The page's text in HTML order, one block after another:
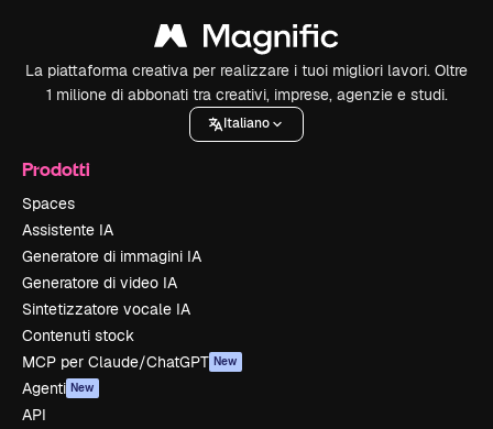
La piattaforma creativa per realizzare i tuoi migliori lavori. Oltre
1 milione di abbonati tra creativi, imprese, agenzie e studi.
Italiano
Prodotti
Spaces
Assistente IA
Generatore di immagini IA
Generatore di video IA
Sintetizzatore vocale IA
Contenuti stock
MCP per Claude/ChatGPT New
Agenti New
API